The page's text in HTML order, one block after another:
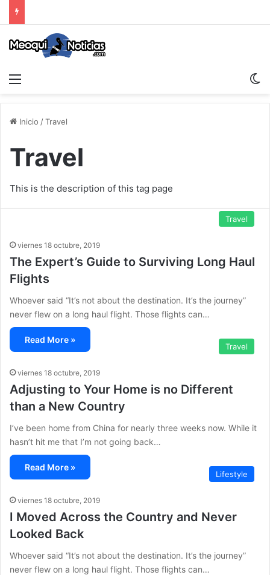
Inicio /Travel
Travel
This is the description of this tag page
Travel
viernes 18 octubre, 2019
The Expert’s Guide to Surviving Long Haul
Flights
Whoever said “It’s not about the destination. It’s the journey”
never flew on a long haul flight. Those flights can…
Read More »
Travel
viernes 18 octubre, 2019
Adjusting to Your Home is no Different
than a New Country
I’ve been home from China for nearly three weeks now. While it
hasn’t hit me that I’m not going back…
Read More »
Lifestyle
viernes 18 octubre, 2019
I Moved Across the Country and Never
Looked Back
Whoever said “It’s not about the destination. It’s the journey”
never flew on a long haul flight. Those flights can…